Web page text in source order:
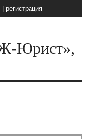
регистрация
Юрист»,